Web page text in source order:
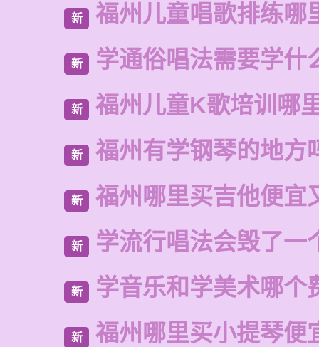
新 福州儿童唱歌排练哪
新 学通俗唱法需要学什
新 福州儿童K歌培训哪
新 福州有学钢琴的地方
新 福州哪里买吉他便宜
新 学流行唱法会毁了一
新 学音乐和学美术哪个
新 福州哪里买小提琴便